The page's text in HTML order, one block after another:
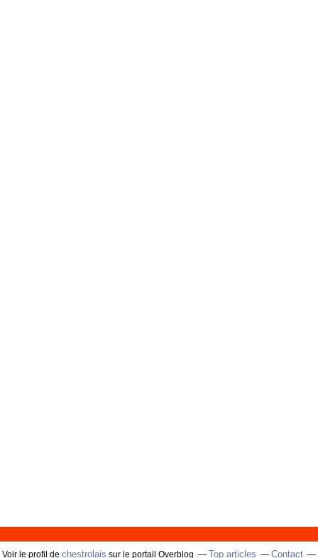
Voir le profil de chestrolais sur le portail Overblog Top articles Contact